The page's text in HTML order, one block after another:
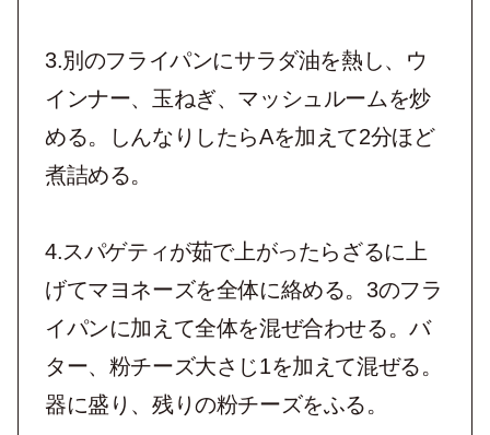
3.別のフライパンにサラダ油を熱し、ウ
インナー、玉ねぎ、マッシュルームを炒
める。しんなりしたらAを加えて2分ほど
煮詰める。
4.スパゲティが茹で上がったらざるに上
げてマヨネーズを全体に絡める。3のフラ
イパンに加えて全体を混ぜ合わせる。バ
ター、粉チーズ大さじ1を加えて混ぜる。
器に盛り、残りの粉チーズをふる。